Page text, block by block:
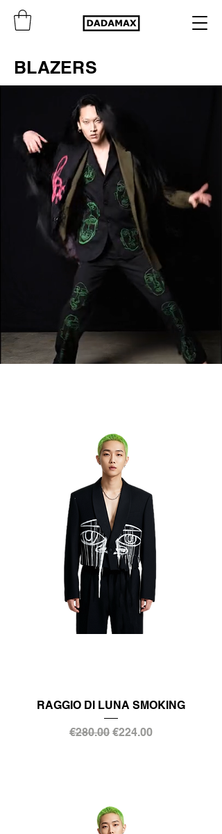
BLAZERS
RAGGIO DI LUNA SMOKING
通常価格
€280.00 セール価格
€224.00